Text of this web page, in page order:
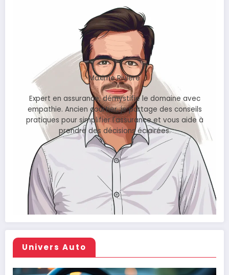
Maxime Rivière
Expert en assurance, démystifie le domaine avec
empathie. Ancien courtier, je partage des conseils
pratiques pour simplifier l'assurance et vous aide à
prendre des décisions éclairées.
Univers Auto